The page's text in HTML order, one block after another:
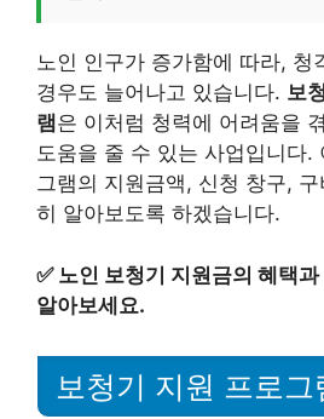
노인 인구가 증가함에 따라, 청
경우도 늘어나고 있습니다. 보
램은 이처럼 청력에 어려움을
도움을 줄 수 있는 사업입니다.
그램의 지원금액, 신청 창구,
히 알아보도록 하겠습니다.
✅ 노인 보청기 지원금의 혜택
알아보세요.
보청기 지원 프로그